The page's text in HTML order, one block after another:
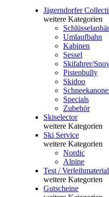
Jägerndorfer
weitere Kategorien
Umlaufbahn
Kabinen
Sessel
Skifahrer/
Pistenbully
Skidoo
Specials
Zubehör
Skiselector
weitere Kategorien
Ski Service
weitere Kategorien
Nordic
Alpine
Test / Verleihmaterial
weitere Kategorien
Gutscheine